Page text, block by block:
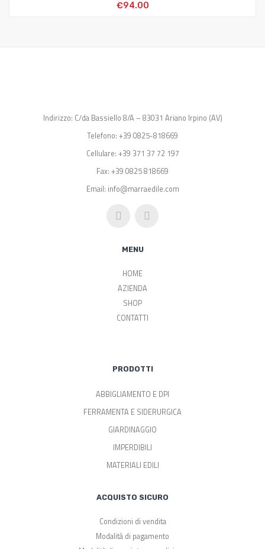
€94.00
Indirizzo: C/da Bassiello 8/A – 83031 Ariano Irpino (AV)
Telefono: +39 0825-818669
Cellulare: +39 371 37 72 197
Fax: +39 0825 818669
Email: info@marraedile.com
MENU
HOME
AZIENDA
SHOP
CONTATTI
PRODOTTI
ABBIGLIAMENTO E DPI
FERRAMENTA E SIDERURGICA
GIARDINAGGIO
IMPERDIBILI
MATERIALI EDILI
ACQUISTO SICURO
Condizioni di vendita
Modalità di pagamento